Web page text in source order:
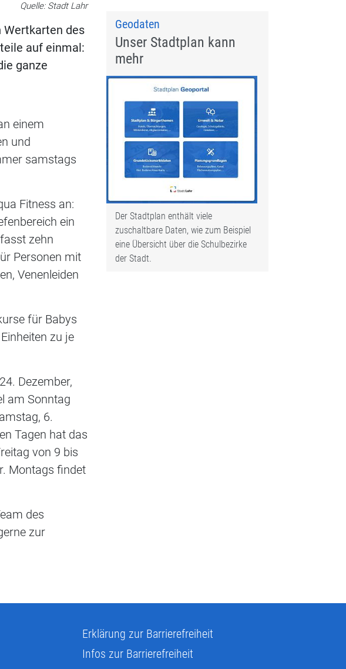
Quelle: Stadt Lahr
Wertkarten des
auf einmal:
ganze
einem
und
samstags
Fitness an:
ein
zehn
Personen mit
Venenleiden
für Babys
zu je
Dezember,
am Sonntag
6.
Tagen hat das
von 9 bis
Montags findet
des
zur
Geodaten
Unser Stadtplan kann
mehr
Der Stadtplan enthält viele
zuschaltbare Daten, wie zum Beispiel
eine Übersicht über die Schulbezirke
der Stadt.
Erklärung zur Barrierefreiheit
Infos zur Barrierefreiheit